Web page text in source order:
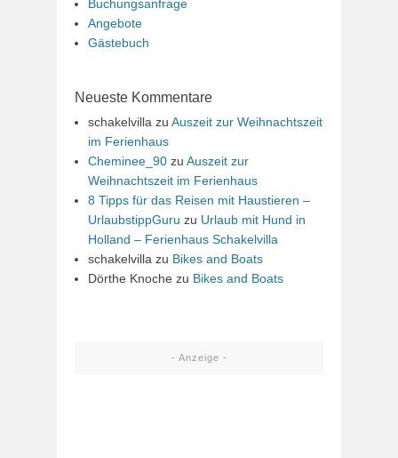
Buchungsanfrage
Angebote
Gästebuch
Neueste Kommentare
schakelvilla zu Auszeit zur Weihnachtszeit
im Ferienhaus
Cheminee_90 zu Auszeit zur
Weihnachtszeit im Ferienhaus
8 Tipps für das Reisen mit Haustieren –
UrlaubstippGuru zu Urlaub mit Hund in
Holland – Ferienhaus Schakelvilla
schakelvilla zu Bikes and Boats
Dörthe Knoche zu Bikes and Boats
- Anzeige -